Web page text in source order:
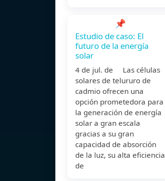
📌
Estudio de caso: El
futuro de la energía
solar
4 de jul. de Las células
solares de telururo de
cadmio ofrecen una
opción prometedora para
la generación de energía
solar a gran escala
gracias a su gran
capacidad de absorción
de la luz, su alta eficiencia
de